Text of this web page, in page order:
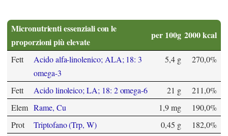
Micronutrienti essenziali con le
proporzioni più elevate
per 100g 2000 kcal
Fett
Acido alfa-linolenico; ALA; 18: 3
omega-3
5,4 g 270,0%
Fett Acido linoleico; LA; 18: 2 omega-6 21 g
211,0%
Elem Rame, Cu 1,9 mg
190,0%
Prot
Triptofano (Trp, W) 0,45 g
182,0%